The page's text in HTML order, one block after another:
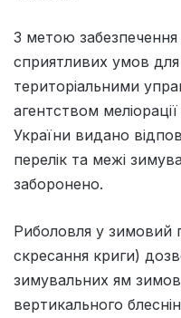
З метою
сприятливих умов для
територіальними
агентством
України видано
перелік та межі
заборонено.
Риболовля у зимовий
скресання криги)
зимувальних ям
вертикального